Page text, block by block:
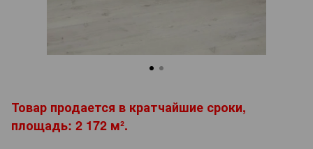
Товар продается в кратчайшие сроки,
площадь: 2 172 м².